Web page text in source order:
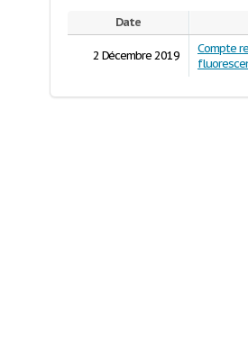
Date
2 Décembre 2019
Compte